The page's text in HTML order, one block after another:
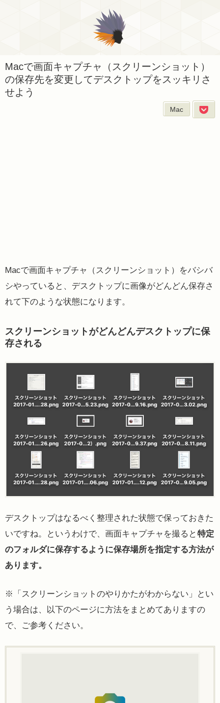
Macで画面キャプチャ（スクリーンショット）
の保存先を変更してデスクトップをスッキリさ
せよう
Mac
Macで画面キャプチャ（スクリーンショット）をバシバ
シやっていると、デスクトップに画像がどんどん保存さ
れて下のような状態になります。
スクリーンショットがどんどんデスクトップに保
存される
デスクトップはなるべく整理された状態で保っておきた
いですね。というわけで、画面キャプチャを撮ると 特定
のフォルダに保存するように保存場所を指定する方法が
あります。
※「スクリーンショットのやりかたがわからない」とい
う場合は、以下のページに方法をまとめてありますの
で、ご参考ください。